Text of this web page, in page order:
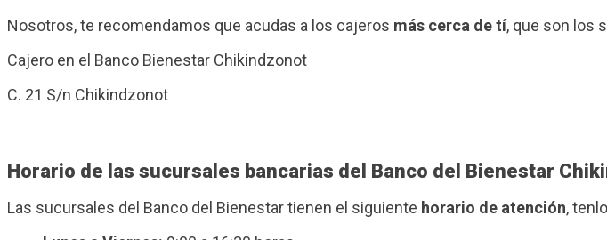
Nosotros, te recomendamos que acudas a los cajeros más cerca de tí, que son los
Cajero en el Banco Bienestar Chikindzonot
C. 21 S/n Chikindzonot
Horario de las sucursales bancarias del Banco del Bienestar
Las sucursales del Banco del Bienestar tienen el siguiente horario de atención,